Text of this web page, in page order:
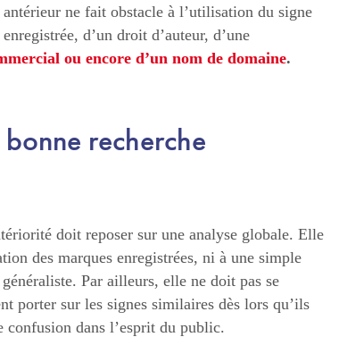
ne fait obstacle à l’utilisation du signe
d’un droit d’auteur, d’une
ou encore d’un nom de domaine.
recherche
doit reposer sur une analyse globale. Elle
des marques enregistrées, ni à une simple
Par ailleurs, elle ne doit pas se
porter sur les signes similaires dès lors qu’ils
confusion dans l’esprit du public.